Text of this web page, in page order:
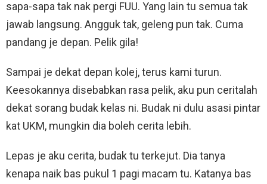
sapa-sapa tak nak pergi FUU. Yang lain tu semua tak
jawab langsung. Angguk tak, geleng pun tak. Cuma
pandang je depan. Pelik gila!
Sampai je dekat depan kolej, terus kami turun.
Keesokannya disebabkan rasa pelik, aku pun ceritalah
dekat sorang budak kelas ni. Budak ni dulu asasi pintar
kat UKM, mungkin dia boleh cerita lebih.
Lepas je aku cerita, budak tu terkejut. Dia tanya
kenapa naik bas pukul 1 pagi macam tu. Katanya bas